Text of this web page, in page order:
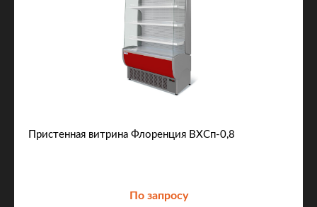
Пристенная витрина Флоренция ВХСп-0,8
По запросу